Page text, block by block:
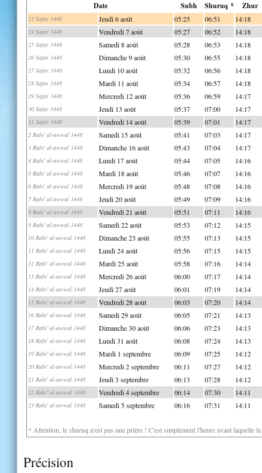
Date Subh Shuruq * Zhur
23 Safar 1448 Jeudi 6 août 05:25 06:51 14:18
24 Safar 1448 Vendredi 7 août 05:27 06:52 14:18
25 Safar 1448 Samedi 8 août 05:28 06:53 14:18
26 Safar 1448 Dimanche 9 août 05:30 06:55 14:18
27 Safar 1448 Lundi 10 août 05:32 06:56 14:18
28 Safar 1448 Mardi 11 août 05:34 06:57 14:18
29 Safar 1448 Mercredi 12 août 05:36 06:59 14:17
30 Safar 1448 Jeudi 13 août 05:37 07:00 14:17
31 Safar 1448 Vendredi 14 août 05:39 07:01 14:17
2 Rabi' al-awwal 1448 Samedi 15 août 05:41 07:03 14:17
3 Rabi' al-awwal 1448 Dimanche 16 août 05:43 07:04 14:17
4 Rabi' al-awwal 1448 Lundi 17 août 05:44 07:05 14:16
5 Rabi' al-awwal 1448 Mardi 18 août 05:46 07:07 14:16
6 Rabi' al-awwal 1448 Mercredi 19 août 05:48 07:08 14:16
7 Rabi' al-awwal 1448 Jeudi 20 août 05:49 07:09 14:16
8 Rabi' al-awwal 1448 Vendredi 21 août 05:51 07:11 14:16
9 Rabi' al-awwal 1448 Samedi 22 août 05:53 07:12 14:15
10 Rabi' al-awwal 1448 Dimanche 23 août 05:55 07:13 14:15
11 Rabi' al-awwal 1448 Lundi 24 août 05:56 07:15 14:15
12 Rabi' al-awwal 1448 Mardi 25 août 05:58 07:16 14:14
13 Rabi' al-awwal 1448 Mercredi 26 août 06:00 07:17 14:14
14 Rabi' al-awwal 1448 Jeudi 27 août 06:01 07:19 14:14
15 Rabi' al-awwal 1448 Vendredi 28 août 06:03 07:20 14:14
16 Rabi' al-awwal 1448 Samedi 29 août 06:05 07:21 14:13
17 Rabi' al-awwal 1448 Dimanche 30 août 06:06 07:23 14:13
18 Rabi' al-awwal 1448 Lundi 31 août 06:08 07:24 14:13
19 Rabi' al-awwal 1448 Mardi 1 septembre 06:09 07:25 14:12
20 Rabi' al-awwal 1448 Mercredi 2 septembre 06:11 07:27 14:12
21 Rabi' al-awwal 1448 Jeudi 3 septembre 06:13 07:28 14:12
22 Rabi' al-awwal 1448 Vendredi 4 septembre 06:14 07:30 14:11
23 Rabi' al-awwal 1448 Samedi 5 septembre 06:16 07:31 14:11
* Attention, le shuruq n'est pas une prière ! C'est simplement l'heure avant laquelle
Précision